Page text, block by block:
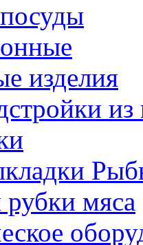
изделия
из
мяса